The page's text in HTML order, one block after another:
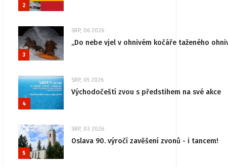
2
3
SRP, 06 2026
„Do nebe vjel v ohnivém kočáře taženého
4
SRP, 05 2026
Východočeští zvou s předstihem na své akce
5
SRP, 03 2026
Oslava 90. výročí zavěšení zvonů - i tancem!